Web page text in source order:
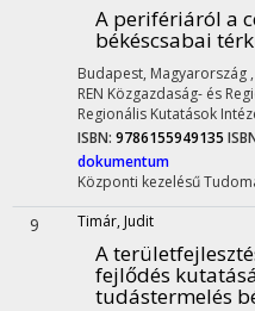
A perifériáról a
békéscsabai
Budapest, Magyarország ,
REN Közgazdaság- és
Regionális Kutatások
ISBN: 9786155949135
dokumentum
Központi kezelésű
9 Timár, Judit
A
fejlődés
tudástermelés